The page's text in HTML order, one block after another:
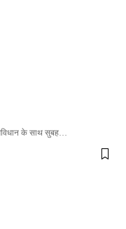
के साथ सुबह…